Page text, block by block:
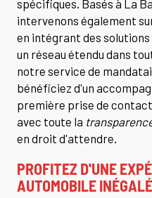
spécifiques. Basés à La
intervenons également
en intégrant des
un réseau étendu dans
notre service de
bénéficiez d'un
première prise de
avec toute la
en droit d'attendre.
PROFITEZ D'UNE
AUTOMOBILE